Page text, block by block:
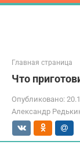
Главная страница
Что
Опубликовано:
Александр